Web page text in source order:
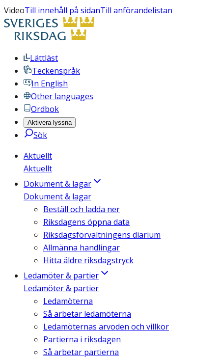
VideoTill innehåll på sidanTill anförandelistan
Lättläst
Teckenspråk
In English
Other languages
Ordbok
Aktivera lyssna
Sök
Aktuellt
Aktuellt
Dokument & lagar
Dokument & lagar
Beställ och ladda ner
Riksdagens öppna data
Riksdagsförvaltningens diarium
Allmänna handlingar
Hitta äldre riksdagstryck
Ledamöter & partier
Ledamöter & partier
Ledamöterna
Så arbetar ledamöterna
Ledamöternas arvoden och villkor
Partierna i riksdagen
Så arbetar partierna